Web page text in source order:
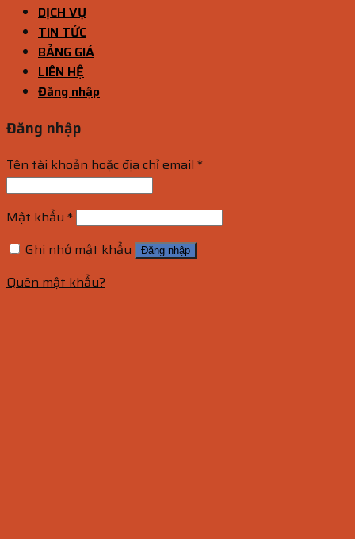
DỊCH VỤ
TIN TỨC
BẢNG GIÁ
LIÊN HỆ
Đăng nhập
Đăng nhập
Tên tài khoản hoặc địa chỉ email *
Mật khẩu *
Ghi nhớ mật khẩu
Đăng nhập
Quên mật khẩu?